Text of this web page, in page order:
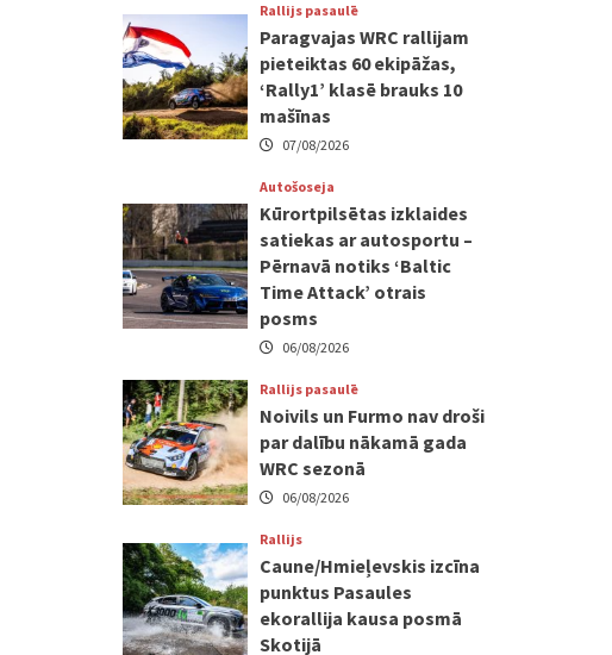
Rallijs pasaulē
Paragvajas WRC rallijam
pieteiktas 60 ekipāžas,
‘Rally1’ klasē brauks 10
mašīnas
07/08/2026
Autošoseja
Kūrortpilsētas izklaides
satiekas ar autosportu –
Pērnavā notiks ‘Baltic
Time Attack’ otrais
posms
06/08/2026
Rallijs pasaulē
Noivils un Furmo nav droši
par dalību nākamā gada
WRC sezonā
06/08/2026
Rallijs
Caune/Hmieļevskis izcīna
punktus Pasaules
ekorallija kausa posmā
Skotijā